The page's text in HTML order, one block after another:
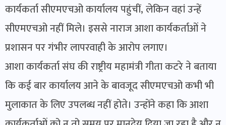
कार्यकर्ता सीएमएचओ कार्यालय पहुंचीं, लेकिन वहां उन्हें
सीएमएचओ नहीं मिले। इससे नाराज आशा कार्यकर्ताओं ने
प्रशासन पर गंभीर लापरवाही के आरोप लगाए।
आशा कार्यकर्ता संघ की राष्ट्रीय महामंत्री गीता कटरे ने बताया
कि कई बार कार्यालय आने के बावजूद सीएमएचओ कभी भी
मुलाकात के लिए उपलब्ध नहीं होते। उन्होंने कहा कि आशा